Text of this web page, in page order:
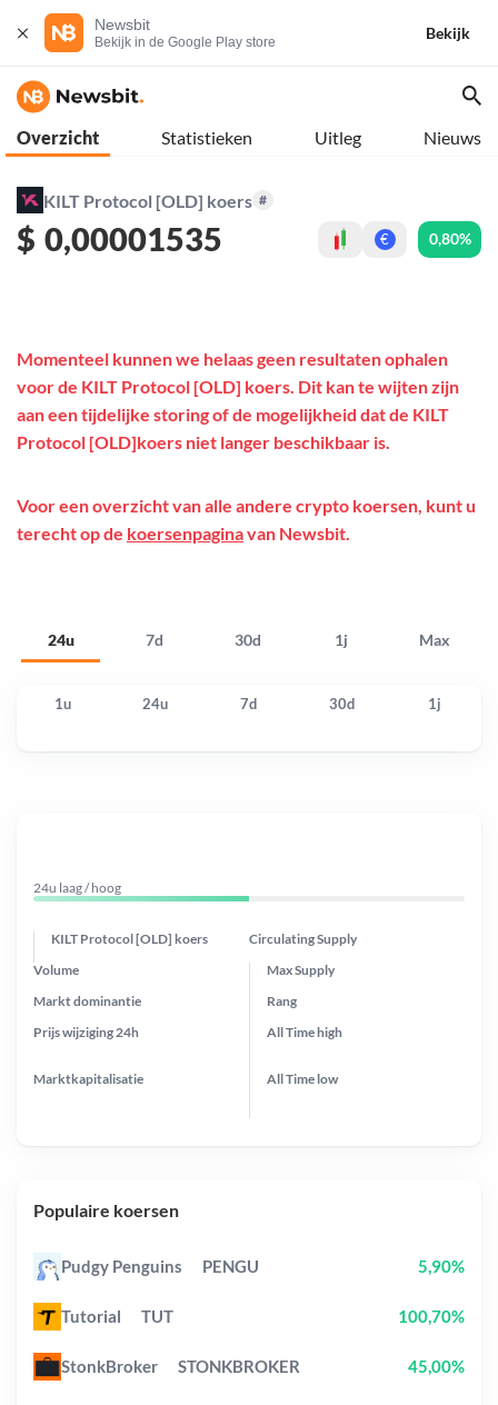
Newsbit
Bekijk in de Google Play store
Bekijk
Overzicht Statistieken Uitleg Nieuws
KILT Protocol [OLD] koers #
$ 0,00001535 € 0,80%
24u 7d 30d 1j Max
Momenteel kunnen we helaas geen resultaten ophalen
voor de KILT Protocol [OLD] koers. Dit kan te wijten zijn
aan een tijdelijke storing of de mogelijkheid dat de KILT
Protocol [OLD]koers niet langer beschikbaar is.
Voor een overzicht van alle andere crypto koersen, kunt u
terecht op de koersenpaginavan Newsbit.
1u 24u 7d 30d 1j
24u laag / hoog
KILT Protocol [OLD] koers Circulating Supply
Prijs wijziging 24h
Max Supply
Markt dominantie
Marktkapitalisatie
Volume
Rang
All Timehigh
All Time low
Populaire koersen
Pudgy Penguins PENGU 5,90%
Tutorial TUT 100,70%
StonkBroker STONKBROKER 45,00%